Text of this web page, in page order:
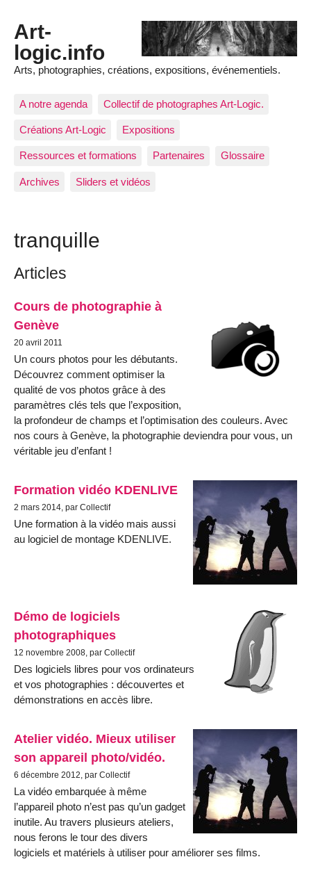
Art-
logic.info
Arts, photographies, créations, expositions, événementiels.
A notre agenda Collectif de photographes Art-Logic.
Créations Art-Logic Expositions
Ressources et formations Partenaires Glossaire
Archives Sliders et vidéos
tranquille
Articles
Cours de photographie à
Genève
20 avril 2011
Un cours photos pour les débutants.
Découvrez comment optimiser la
qualité de vos photos grâce à des
paramètres clés tels que l’exposition,
la profondeur de champs et l’optimisation des couleurs. Avec
nos cours à Genève, la photographie deviendra pour vous, un
véritable jeu d’enfant !
Formation vidéo KDENLIVE
2 mars 2014, par Collectif
Une formation à la vidéo mais aussi
au logiciel de montage KDENLIVE.
Démo de logiciels
photographiques
12 novembre 2008, par Collectif
Des logiciels libres pour vos ordinateurs
et vos photographies : découvertes et
démonstrations en accès libre.
Atelier vidéo. Mieux utiliser
son appareil photo/vidéo.
6 décembre 2012, par Collectif
La vidéo embarquée à même
l’appareil photo n’est pas qu’un gadget
inutile. Au travers plusieurs ateliers,
nous ferons le tour des divers
logiciels et matériels à utiliser pour améliorer ses films.